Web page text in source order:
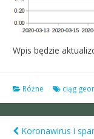
Wpis będzie
Różne ciąg
Koronawirus i